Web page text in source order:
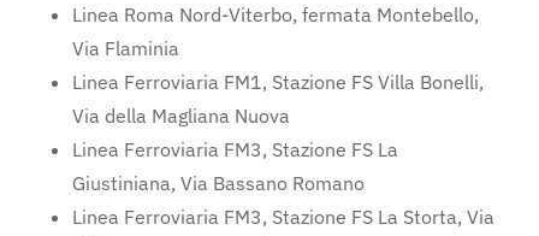
Linea Roma Nord-Viterbo, fermata Montebello,
Via Flaminia
Linea Ferroviaria FM1, Stazione FS Villa Bonelli,
Via della Magliana Nuova
Linea Ferroviaria FM3, Stazione FS La
Giustiniana, Via Bassano Romano
Linea Ferroviaria FM3, Stazione FS La Storta, Via